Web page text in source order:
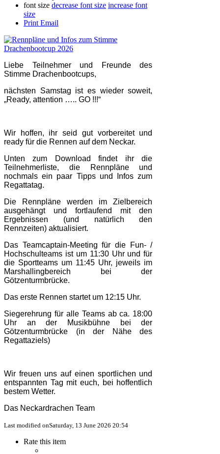
font size decrease font size increase font
size
Print Email
Liebe Teilnehmer und Freunde des
Stimme Drachenbootcups,
nächsten Samstag ist es wieder soweit,
„Ready, attention ….. GO !!!“
Wir hoffen, ihr seid gut vorbereitet und
ready für die Rennen auf dem Neckar.
Unten zum Download findet ihr die
Teilnehmerliste, die Rennpläne und
nochmals ein paar Tipps und Infos zum
Regattatag.
Die Rennpläne werden im Zielbereich
ausgehängt und fortlaufend mit den
Ergebnissen (und natürlich den
Rennzeiten) aktualisiert.
Das Teamcaptain-Meeting für die Fun- /
Hochschulteams ist um 11:30 Uhr und für
die Sportteams um 11:45 Uhr, jeweils im
Marshallingbereich bei der
Götzenturmbrücke.
Das erste Rennen startet um 12:15 Uhr.
Siegerehrung für alle Teams ab ca. 18:00
Uhr an der Musikbühne bei der
Götzenturmbrücke (in der Nähe des
Regattaziels)
Wir freuen uns auf einen sportlichen und
entspannten Tag mit euch, bei hoffentlich
bestem Wetter.
Das Neckardrachen Team
Last modified onSaturday, 13 June 2026 20:54
Rate this item